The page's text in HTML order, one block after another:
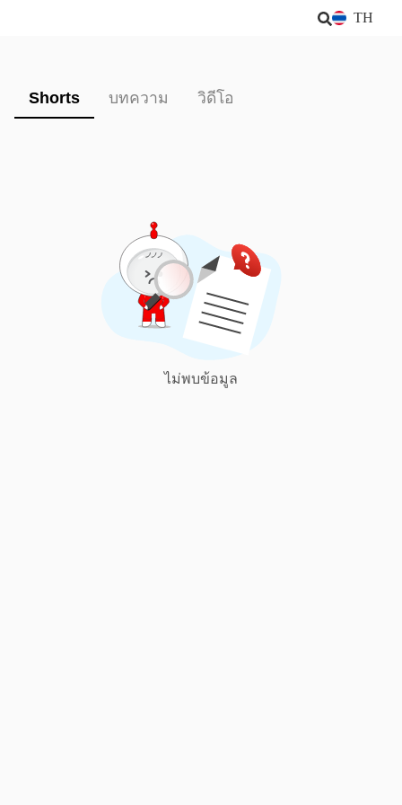
TH
Shorts บทความ วิดีโอ
ไม่พบข้อมูล